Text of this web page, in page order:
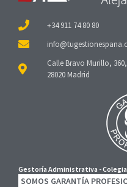
+34 911 74 80 80
Calle Bravo Murillo, 360,
28020 Madrid
Gestoría Administrativa -
SOMOS GARANTÍA